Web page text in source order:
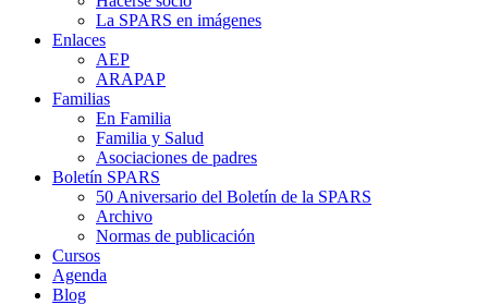
La SPARS en imágenes
Enlaces
AEP
ARAPAP
Familias
En Familia
Familia y Salud
Asociaciones de padres
Boletín SPARS
50 Aniversario del Boletín de la SPARS
Archivo
Normas de publicación
Cursos
Agenda
Blog